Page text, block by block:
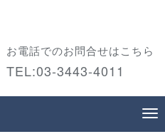
お電話でのお問合せはこちら
TEL:03-3443-4011